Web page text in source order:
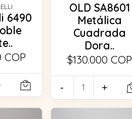
6490
COP
OLD SA8601
Metálica
Cuadrada
Dora..
$130.000 COP
- +